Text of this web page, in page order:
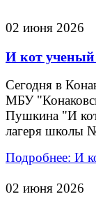
02 июня 2026
И кот ученый
Сегодня в
МБУ
Пушкина "И кот
лагеря школы
Подробнее: И
02 июня 2026